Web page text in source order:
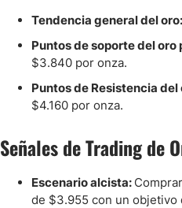
Tendencia general del oro:
Puntos de soporte del oro
$3.840 por onza.
Puntos de Resistencia del
$4.160 por onza.
Señales de Trading de
Escenario alcista:
de $3.955 con un